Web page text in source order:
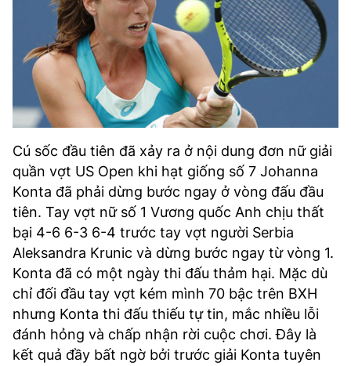
Cú sốc đầu tiên đã xảy ra ở nội dung đơn nữ giải
quần vợt US Open khi hạt giống số 7 Johanna
Konta đã phải dừng bước ngay ở vòng đấu đầu
tiên. Tay vợt nữ số 1 Vương quốc Anh chịu thất
bại 4-6 6-3 6-4 trước tay vợt người Serbia
Aleksandra Krunic và dừng bước ngay từ vòng 1.
Konta đã có một ngày thi đấu thảm hại. Mặc dù
chỉ đối đầu tay vợt kém mình 70 bậc trên BXH
nhưng Konta thi đấu thiếu tự tin, mắc nhiều lỗi
đánh hỏng và chấp nhận rời cuộc chơi. Đây là
kết quả đầy bất ngờ bởi trước giải Konta tuyên